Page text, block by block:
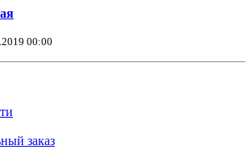
00:00
заказ